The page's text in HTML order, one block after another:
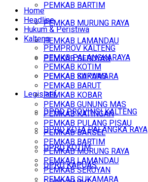
PEMKAB BARTIM
PEMKAB MURUNG RAYA
PEMKAB LAMANDAU
PEMKAB SERUYAN
PEMKAB SUKAMARA
Legislatif
DPRD PROVINSI KALTENG
DPRD KOTA PALANGKA RAYA
DPRD KOTIM
DPRD KAPUAS
Home
Headline
Hukum & Peristiwa
Kalteng
PEMPROV KALTENG
PEMKO PALANGKARAYA
PEMKAB KOTIM
PEMKAB KAPUAS
PEMKAB BARUT
PEMKAB KOBAR
PEMKAB GUNUNG MAS
PEMKAB KATINGAN
PEMKAB PULANG PISAU
PEMKAB BARSEL
PEMKAB BARTIM
PEMKAB MURUNG RAYA
PEMKAB LAMANDAU
PEMKAB SERUYAN
PEMKAB SUKAMARA